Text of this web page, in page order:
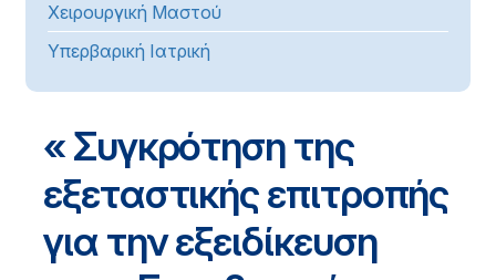
Χειρουργική Μαστού
Υπερβαρική Ιατρική
« Συγκρότηση της
εξεταστικής επιτροπής
για την εξειδίκευση